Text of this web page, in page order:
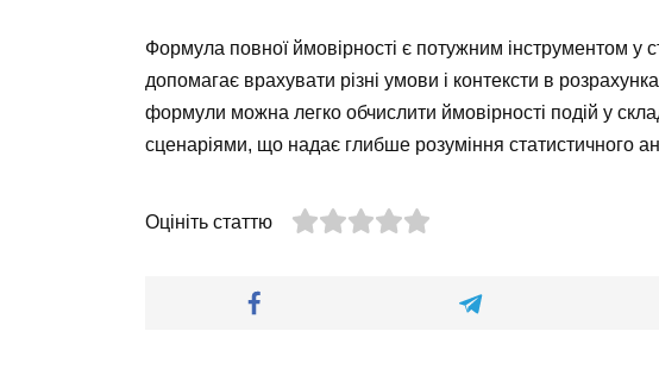
Формула повної ймовірності є потужним інструментом у
допомагає врахувати різні умови і контексти в
формули можна легко обчислити ймовірності подій у
сценаріями, що надає глибше розуміння статистичного
Оцініть статтю